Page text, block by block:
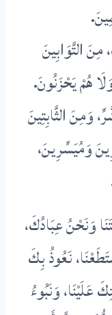
التَّوَابِينَ
هُمْ يَحْزَنُونَ.
وَمِنَ الثَّابِتِينَ
وَمُيَسِّرِينَ،
وَنَحْنُ عِبَادُكَ،
نَعُوذُ بِكَ
عَلَيْنَا، وَنَبُوءُ